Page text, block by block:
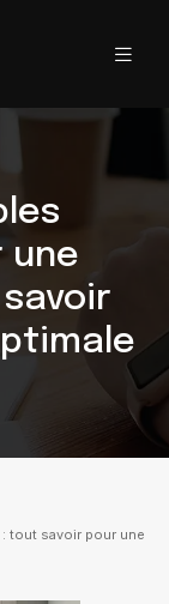
une
tout savoir pour une